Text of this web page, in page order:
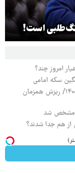
است!
قیمت محصولات ایران خودرو چهارشنبه ۱۴ مرداد ۱۴۰۵/ ریزش همزمان
مشخص شد
از هم جدا شدند؟